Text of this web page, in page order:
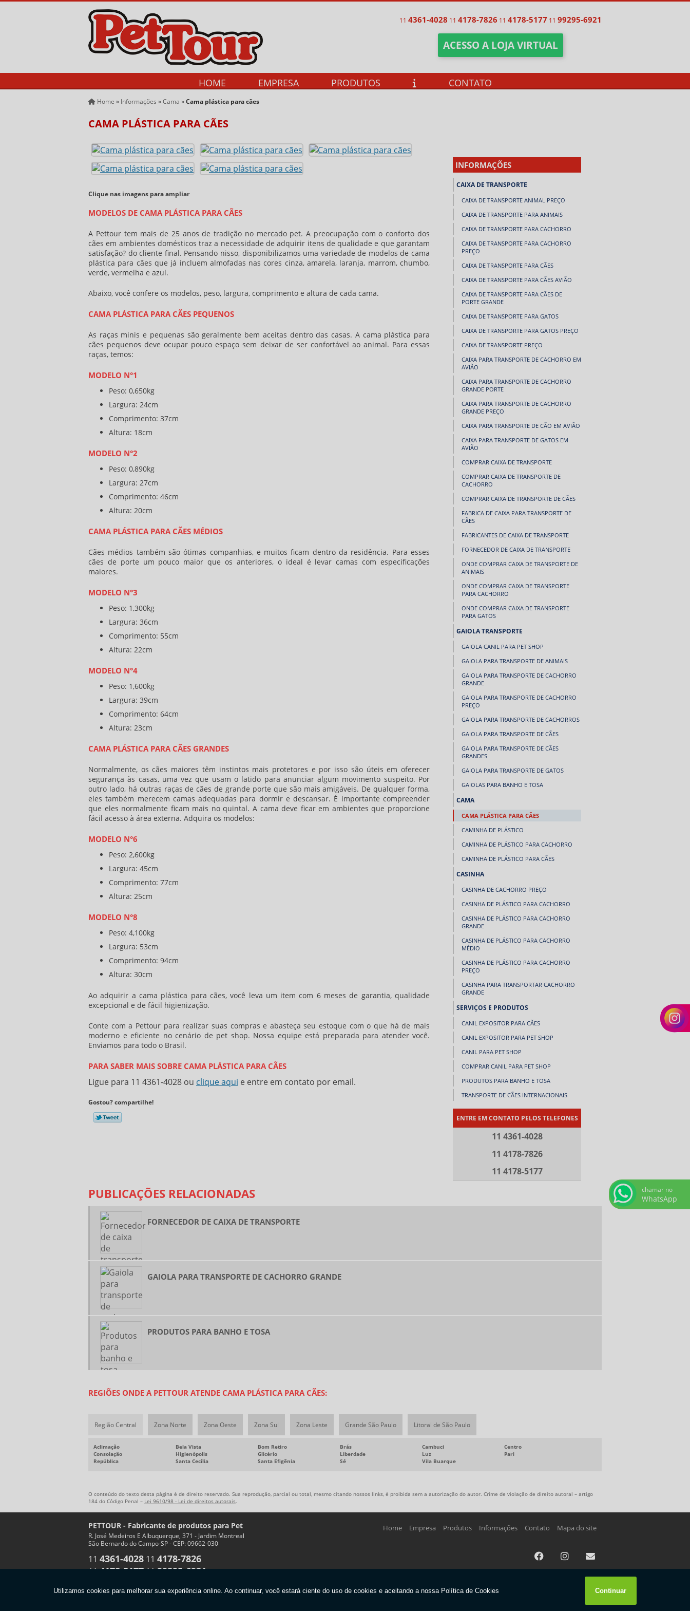
11 4361-4028 11 4178-7826 11 4178-5177 11 99295-6921
ACESSO A LOJA VIRTUAL
HOME EMPRESA PRODUTOS CONTATO
Home » Informações »Cama »Cama plástica para cães
CAMA PLÁSTICA PARA CÃES
Clique nas imagens para ampliar
MODELOS DE CAMA PLÁSTICA PARA CÃES
A Pettour tem mais de 25 anos de tradição no mercado pet. A preocupação com o conforto dos
cães em ambientes domésticos traz a necessidade de adquirir itens de qualidade e que garantam
satisfação? do cliente final. Pensando nisso, disponibilizamos uma variedade de modelos de cama
plástica para cães que já incluem almofadas nas cores cinza, amarela, laranja, marrom, chumbo,
verde, vermelha e azul.
Abaixo, você confere os modelos, peso, largura, comprimento e altura de cada cama.
CAMA PLÁSTICA PARA CÃES PEQUENOS
As raças minis e pequenas são geralmente bem aceitas dentro das casas. A cama plástica para
cães pequenos deve ocupar pouco espaço sem deixar de ser confortável ao animal. Para essas
raças, temos:
MODELO N°1
Peso: 0,650kg
Largura: 24cm
Comprimento: 37cm
Altura: 18cm
MODELO N°2
Peso: 0,890kg
Largura: 27cm
Comprimento: 46cm
Altura: 20cm
CAMA PLÁSTICA PARA CÃES MÉDIOS
Cães médios também são ótimas companhias, e muitos ficam dentro da residência. Para esses
cães de porte um pouco maior que os anteriores, o ideal é levar camas com especificações
maiores.
MODELO N°3
Peso: 1,300kg
Largura: 36cm
Comprimento: 55cm
Altura: 22cm
MODELO N°4
Peso: 1,600kg
Largura: 39cm
Comprimento: 64cm
Altura: 23cm
CAMA PLÁSTICA PARA CÃES GRANDES
Normalmente, os cães maiores têm instintos mais protetores e por isso são úteis em oferecer
segurança às casas, uma vez que usam o latido para anunciar algum movimento suspeito. Por
outro lado, há outras raças de cães de grande porte que são mais amigáveis. De qualquer forma,
eles também merecem camas adequadas para dormir e descansar. É importante compreender
que eles normalmente ficam mais no quintal. A cama deve ficar em ambientes que proporcione
fácil acesso à área externa. Adquira os modelos:
MODELO N°6
Peso: 2,600kg
Largura: 45cm
Comprimento: 77cm
Altura: 25cm
MODELO N°8
Peso: 4,100kg
Largura: 53cm
Comprimento: 94cm
Altura: 30cm
Ao adquirir a cama plástica para cães, você leva um item com 6 meses de garantia, qualidade
excepcional e de fácil higienização.
Conte com a Pettour para realizar suas compras e abasteça seu estoque com o que há de mais
moderno e eficiente no cenário de pet shop. Nossa equipe está preparada para atender você.
Enviamos para todo o Brasil.
PARA SABER MAIS SOBRE CAMA PLÁSTICA PARA CÃES
Ligue para 11 4361-4028 ou clique aqui e entre em contato por email.
Gostou? compartilhe!
INFORMAÇÕES
CAIXA DE TRANSPORTE
CAIXA DE TRANSPORTE ANIMAL PREÇO
CAIXA DE TRANSPORTE PARA ANIMAIS
CAIXA DE TRANSPORTE PARA CACHORRO
CAIXA DE TRANSPORTE PARA CACHORRO
PREÇO
CAIXA DE TRANSPORTE PARA CÃES
CAIXA DE TRANSPORTE PARA CÃES AVIÃO
CAIXA DE TRANSPORTE PARA CÃES DE
PORTE GRANDE
CAIXA DE TRANSPORTE PARA GATOS
CAIXA DE TRANSPORTE PARA GATOS PREÇO
CAIXA DE TRANSPORTE PREÇO
CAIXA PARA TRANSPORTE DE CACHORRO EM
AVIÃO
CAIXA PARA TRANSPORTE DE CACHORRO
GRANDE PORTE
CAIXA PARA TRANSPORTE DE CACHORRO
GRANDE PREÇO
CAIXA PARA TRANSPORTE DE CÃO EM AVIÃO
CAIXA PARA TRANSPORTE DE GATOS EM
AVIÃO
COMPRAR CAIXA DE TRANSPORTE
COMPRAR CAIXA DE TRANSPORTE DE
CACHORRO
COMPRAR CAIXA DE TRANSPORTE DE CÃES
FABRICA DE CAIXA PARA TRANSPORTE DE
CÃES
FABRICANTES DE CAIXA DE TRANSPORTE
FORNECEDOR DE CAIXA DE TRANSPORTE
ONDE COMPRAR CAIXA DE TRANSPORTE DE
ANIMAIS
ONDE COMPRAR CAIXA DE TRANSPORTE
PARA CACHORRO
ONDE COMPRAR CAIXA DE TRANSPORTE
PARA GATOS
GAIOLA TRANSPORTE
GAIOLA CANIL PARA PET SHOP
GAIOLA PARA TRANSPORTE DE ANIMAIS
GAIOLA PARA TRANSPORTE DE CACHORRO
GRANDE
GAIOLA PARA TRANSPORTE DE CACHORRO
PREÇO
GAIOLA PARA TRANSPORTE DE CACHORROS
GAIOLA PARA TRANSPORTE DE CÃES
GAIOLA PARA TRANSPORTE DE CÃES
GRANDES
GAIOLA PARA TRANSPORTE DE GATOS
GAIOLAS PARA BANHO E TOSA
CAMA
CAMA PLÁSTICA PARA CÃES
CAMINHA DE PLÁSTICO
CAMINHA DE PLÁSTICO PARA CACHORRO
CAMINHA DE PLÁSTICO PARA CÃES
CASINHA
CASINHA DE CACHORRO PREÇO
CASINHA DE PLÁSTICO PARA CACHORRO
CASINHA DE PLÁSTICO PARA CACHORRO
GRANDE
CASINHA DE PLÁSTICO PARA CACHORRO
MÉDIO
CASINHA DE PLÁSTICO PARA CACHORRO
PREÇO
CASINHA PARA TRANSPORTAR CACHORRO
GRANDE
SERVIÇOS E PRODUTOS
CANIL EXPOSITOR PARA CÃES
CANIL EXPOSITOR PARA PET SHOP
CANIL PARA PET SHOP
COMPRAR CANIL PARA PET SHOP
PRODUTOS PARA BANHO E TOSA
TRANSPORTE DE CÃES INTERNACIONAIS
ENTRE EM CONTATO PELOS TELEFONES
11 4361-4028
11 4178-7826
11 4178-5177
PUBLICAÇÕES RELACIONADAS
FORNECEDOR DE CAIXA DE TRANSPORTE
GAIOLA PARA TRANSPORTE DE CACHORRO GRANDE
PRODUTOS PARA BANHO E TOSA
REGIÕES ONDE A PETTOUR ATENDE CAMA PLÁSTICA PARA CÃES:
Região Central Zona Norte Zona Oeste Zona Sul Zona Leste Grande São Paulo Litoral de São Paulo
Aclimação Bela Vista Bom Retiro Brás Cambuci
Centro
Consolação
Higienópolis Glicério Liberdade Luz
Pari
República
Santa Cecília Santa Efigênia Sé Vila Buarque
O conteúdo do texto desta página é de direito reservado. Sua reprodução, parcial ou total, mesmo citando nossos links, é proibida sem a autorização do autor. Crime de violação de direito autoral – artigo
184 do Código Penal – Lei 9610/98 - Lei de direitos autorais.
PETTOUR - Fabricante de produtos para Pet
R. José Medeiros E Albuquerque, 371 - Jardim Montreal
São Bernardo do Campo-SP - CEP: 09662-030
11 4361-4028 11 4178-7826
114178-51771199295-6921
Home Empresa Produtos Informações Contato Mapa do site
Copyright © PETTOUR. (Lei 9610 de 19/02/1998) W3C
chamar no
WhatsApp